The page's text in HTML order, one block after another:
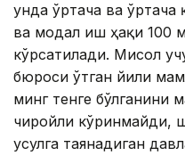
унда ўртача ва
ва модал иш ҳақи 100
кўрсатилади. Мисол
бюроси ўтган йили
минг тенге бўлганини
чиройли кўринмайди,
усулга таянадиган